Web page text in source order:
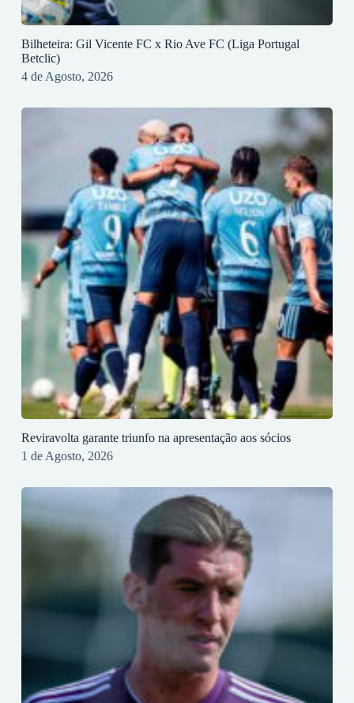
Bilheteira: Gil Vicente FC x Rio Ave FC (Liga Portugal
Betclic)
4 de Agosto, 2026
Reviravolta garante triunfo na apresentação aos sócios
1 de Agosto, 2026